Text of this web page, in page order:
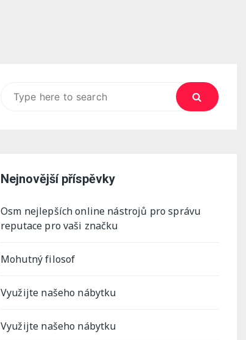
Nejnovější příspěvky
Osm nejlepších online nástrojů pro správu
reputace pro vaši značku
Mohutný filosof
Využijte našeho nábytku
Využijte našeho nábytku